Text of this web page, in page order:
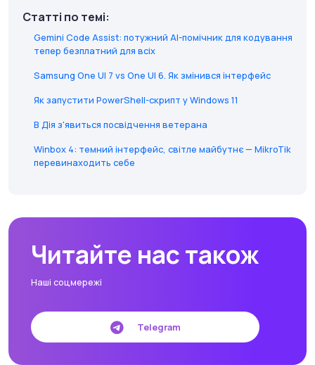
Статті по темі:
Gemini Code Assist: потужний AI-помічник для кодування
тепер безплатний для всіх
Samsung One UI 7 vs One UI 6. Як змінився інтерфейс
Як запустити PowerShell-скрипт у Windows 11
В Дія з'явиться посвідчення ветерана
Winbox 4: темний інтерфейс, світле майбутнє — MikroTik
перевинаходить себе
Читайте нас також
Наші соцмережі
Telegram